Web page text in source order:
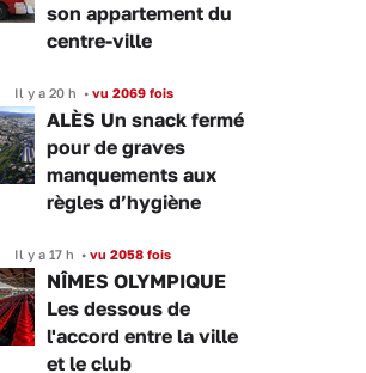
son appartement du
centre-ville
Il y a 20 h • vu 2069 fois
ALÈS Un snack fermé
pour de graves
manquements aux
règles d’hygiène
Il y a 17 h • vu 2058 fois
NÎMES OLYMPIQUE
Les dessous de
l'accord entre la ville
et le club